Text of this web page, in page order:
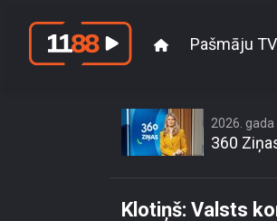
Pašmāju
2026. gada
360
Klotiņš: Valsts